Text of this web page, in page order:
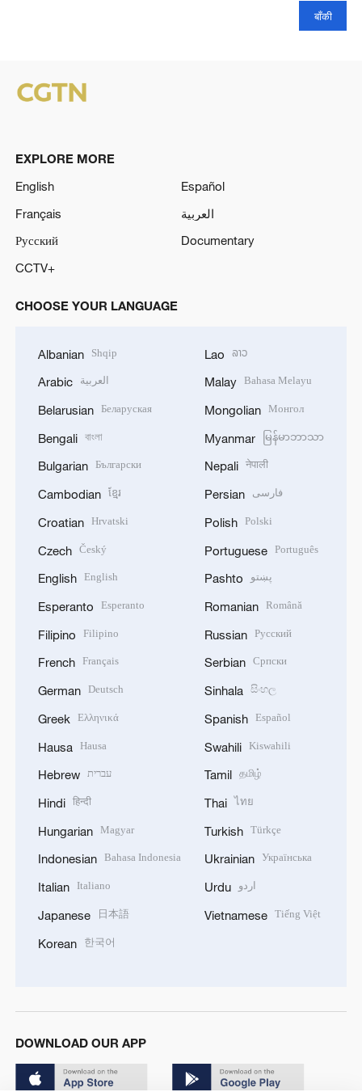
बाँकी
EXPLORE MORE
English
Español
Français
العربية
Русский
Documentary
CCTV+
CHOOSE YOUR LANGUAGE
Albanian Shqip
Arabic العربية
Belarusian Беларуская
Bengali বাংলা
Bulgarian Български
Cambodian ខ្មែរ
Croatian Hrvatski
Czech Český
English English
Esperanto Esperanto
Filipino Filipino
French Français
German Deutsch
Greek Ελληνικά
Hausa Hausa
Hebrew עברית
Hindi हिन्दी
Hungarian Magyar
Indonesian Bahasa Indonesia
Italian Italiano
Japanese 日本語
Korean 한국어
Lao ລາວ
Malay Bahasa Melayu
Mongolian Монгол
Myanmar မြန်မာဘာသာ
Nepali नेपाली
Persian فارسی
Polish Polski
Portuguese Português
Pashto پښتو
Romanian Română
Russian Русский
Serbian Српски
Sinhala සිංහල
Spanish Español
Swahili Kiswahili
Tamil தமிழ்
Thai ไทย
Turkish Türkçe
Ukrainian Українська
Urdu اردو
Vietnamese Tiếng Việt
DOWNLOAD OUR APP